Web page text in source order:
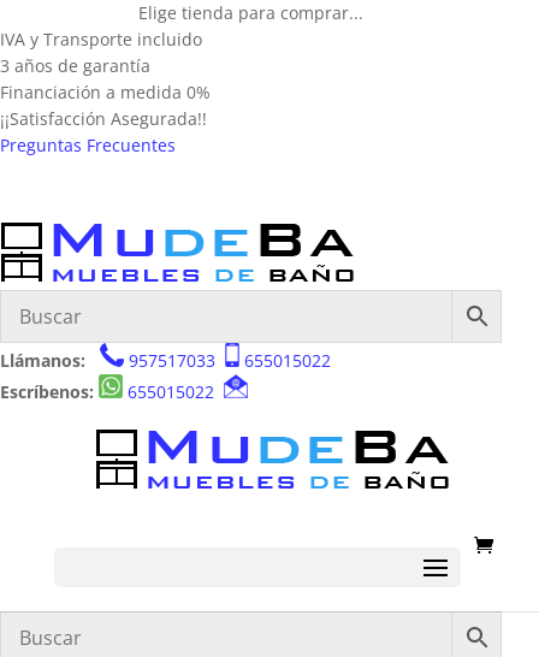
Elige tienda para comprar...
IVA y Transporte incluido
3 años de garantía
Financiación a medida 0%
¡¡Satisfacción Asegurada!!
Preguntas Frecuentes
Llámanos: 957517033
655015022
Escríbenos:
655015022